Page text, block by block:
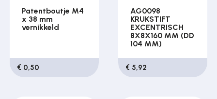
Patentboutje M4
x 38 mm
vernikkeld
€ 0,50
AG0098
KRUKSTIFT
EXCENTRISCH
8X8X160 MM (DD
104 MM)
€ 5,92